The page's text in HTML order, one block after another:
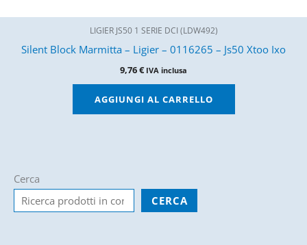
LIGIER JS50 1 SERIE DCI (LDW492)
Silent Block Marmitta – Ligier – 0116265 – Js50 Xtoo Ixo
9,76€ IVA inclusa
AGGIUNGI AL CARRELLO
Cerca
CERCA